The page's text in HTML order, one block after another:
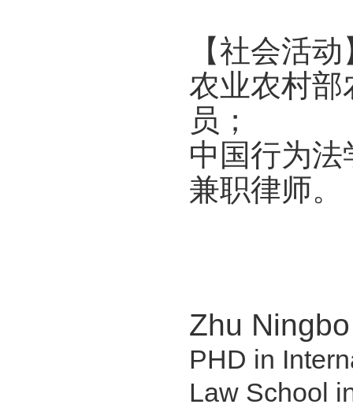
【社会活动
农业农村部
员；
中国行为
兼职律师。
Zhu
PHD in
Law School